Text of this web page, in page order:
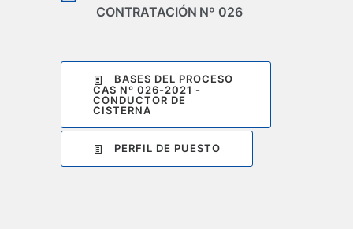
CONTRATACIÓN Nº 026
BASES DEL PROCESO
CAS Nº 026-2021 -
CONDUCTOR DE
CISTERNA
PERFIL DE PUESTO